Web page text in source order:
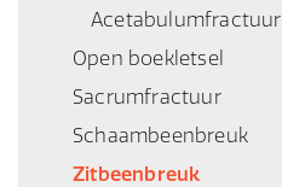
Acetabulumfractuur
Open boekletsel
Sacrumfractuur
Schaambeenbreuk
Zitbeenbreuk